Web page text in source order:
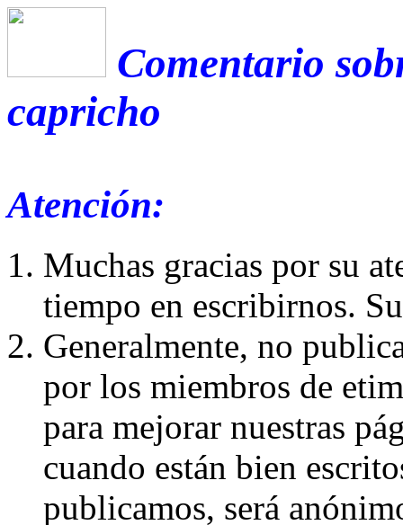
Comentario
capricho
Atención:
Muchas gracias por su
tiempo en escribirnos.
Generalmente, no
por los miembros de
para mejorar nuestras
cuando están bien
publicamos, será